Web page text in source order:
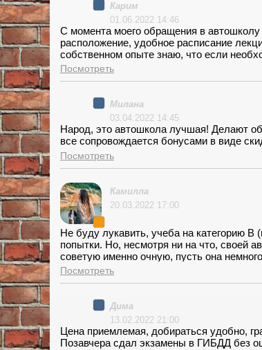
Карим
01.06.2022 14:46
С момента моего обращения в
расположение, удобное расписание
собственном опыте знаю, что если
то ПАПА спокойно “замораживает”
выбранным курсом (Оптимальный МКПП
выездов по экзам. маршруту.
Посмотреть
Милана
03.04.2022 14:45
Народ, это автошкола лучшая! Делают
все сопровождается бонусами в виде
Посмотреть
Камилла
20.03.2022 17:00
Не буду лукавить, учеба на категорию В
попытки. Но, несмотря ни на что, своей
советую именно очную, пусть она
лекциях рассказывают много
расположению филиала удалось
присутствует и при обучении, и при
Посмотреть
Дима
13.02.2022 21:00
Цена приемлемая, добираться удобно,
Позавчера сдал экзамены в ГИБДД без